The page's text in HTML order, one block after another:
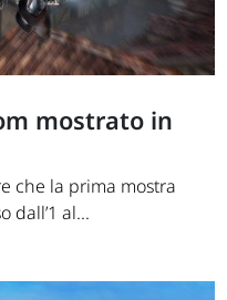
mostrato in
che la prima mostra
dall’1 al...